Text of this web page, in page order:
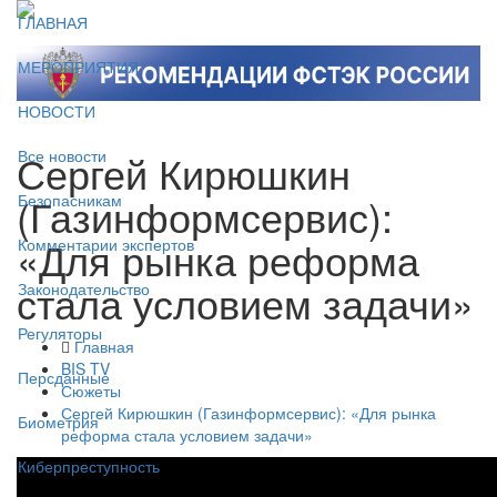
ГЛАВНАЯ
МЕРОПРИЯТИЯ
НОВОСТИ
Все новости
Безопасникам
Комментарии экспертов
Законодательство
Регуляторы
Персданные
Биометрия
Киберпреступность
Сергей Кирюшкин
(Газинформсервис):
«Для рынка реформа
стала условием задачи»
Главная
BIS TV
Сюжеты
Сергей Кирюшкин (Газинформсервис): «Для рынка
реформа стала условием задачи»